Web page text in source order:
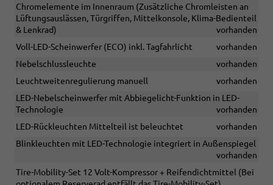
Chromelemente im Innenraum (Zusätzliche Chromleisten an
Lüftungsauslässen, Türgriffen, Mittelkonsole, Klima-Bedienteil
& Lenkrad)
vorhanden
Voll-LED-Scheinwerfer (ECO) inkl. Tagfahrlicht
vorhanden
Nebelschlussleuchte
vorhanden
Leuchtweitenregulierung manuell
vorhanden
LED-Nebelscheinwerfer mit Abbiegelicht-Funktion in LED-
Technologie
vorhanden
LED-Rückleuchten Mittelteil ist beleuchtet
vorhanden
Blinkleuchten mit LED-Technologie integriert in Außenspiegel
vorhanden
Tire-Mobility-Set 12 Volt-Kompressor + Reifendichtmittel (Bei